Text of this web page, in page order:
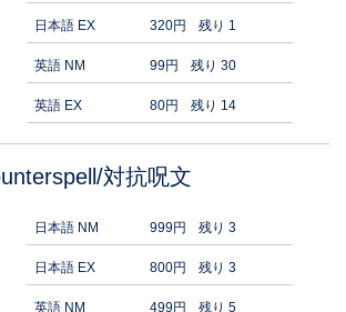
日本語 EX 320円 残り 1
英語 NM 99円 残り 30
英語 EX 80円 残り 14
対抗呪文
日本語 NM 999円 残り 3
日本語 EX 800円 残り 3
英語 NM 499円 残り 5